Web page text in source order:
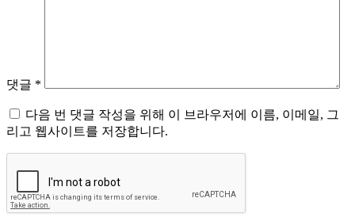
댓글 *
다음 번 댓글 작성을 위해 이 브라우저에 이름, 이메일, 그
리고 웹사이트를 저장합니다.